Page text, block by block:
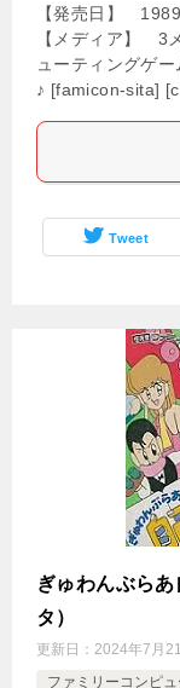
【発売日】
【メディア】 3
ューティングゲ
♪ [famicon-sita]
Tweet
ぎゅわんぶら
タ）
更新日： 2024年7月
ファミリーコンピュ